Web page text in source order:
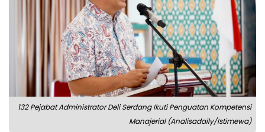
132 Pejabat Administrator Deli Serdang Ikuti Penguatan Kompetensi
Manajerial (Analisadaily/Istimewa)